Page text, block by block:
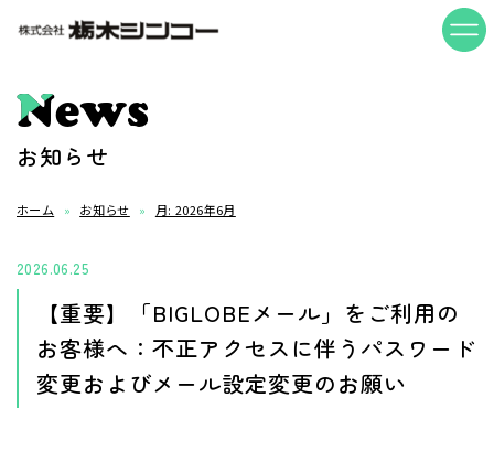
News
お知らせ
ホーム お知らせ 月:2026年6月
2026.06.25
【重要】「BIGLOBEメール」をご利用の
お客様へ：不正アクセスに伴うパスワード
変更およびメール設定変更のお願い